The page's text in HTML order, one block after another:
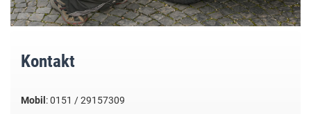
Kontakt
Mobil : 0151 / 29157309